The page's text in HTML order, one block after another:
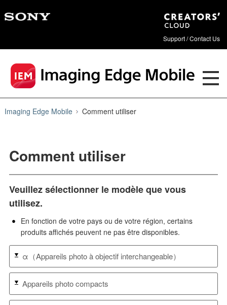
Support / Contact Us
Imaging Edge Mobile Comment utiliser
Comment utiliser
Veuillez sélectionner le modèle que vous
utilisez.
En fonction de votre pays ou de votre région, certains
produits affichés peuvent ne pas être disponibles.
α（Appareils photo à objectif interchangeable）
Appareils photo compacts